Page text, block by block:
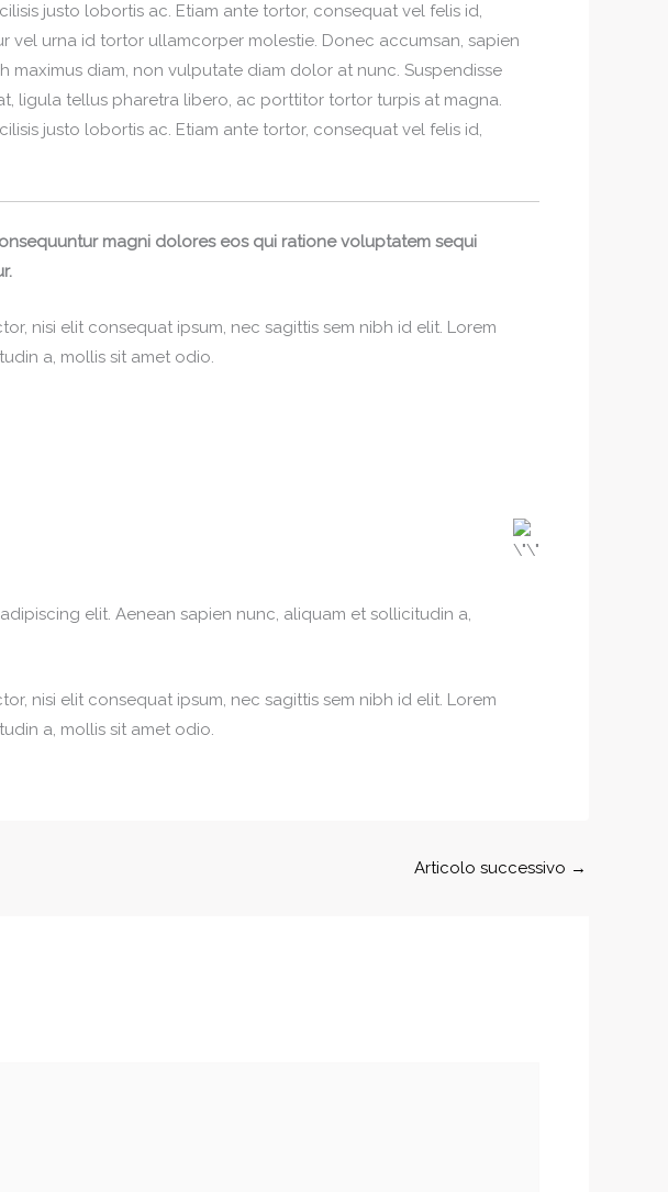
justo lobortis ac. Etiam ante tortor, consequat vel felis id,
vel urna id tortor ullamcorper molestie. Donec accumsan, sapien
maximus diam, non vulputate diam dolor at nunc. Suspendisse
ligula tellus pharetra libero, ac porttitor tortor turpis at magna.
justo lobortis ac. Etiam ante tortor, consequat vel felis id,
magni dolores eos qui ratione voluptatem sequi
nisi elit consequat ipsum, nec sagittis sem nibh id elit. Lorem
a, mollis sit amet odio.
elit. Aenean sapien nunc, aliquam et sollicitudin a,
nisi elit consequat ipsum, nec sagittis sem nibh id elit. Lorem
a, mollis sit amet odio.
Articolo successivo →